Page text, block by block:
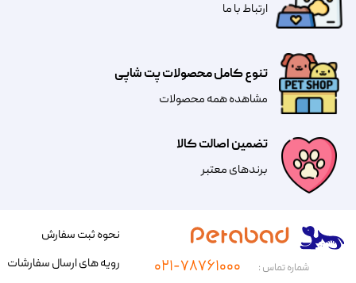
تضمین اصالت کالا
​​برندهای معتبر​​​​​​​
تنوع کامل محصولات پت شاپی
مشاهده همه محصولات
​​​ارتباط با ما
شماره تماس : ۰۲۱-۷۸۷۶۱۰۰۰
نحوه ثبت سفارش
رویه های ارسال سفارشات